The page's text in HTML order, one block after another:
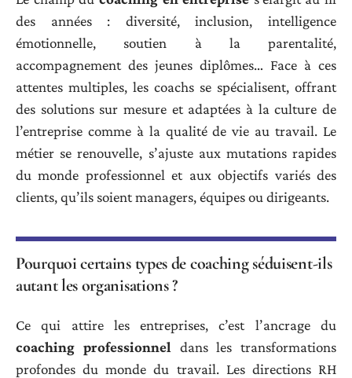
des années : diversité, inclusion, intelligence
émotionnelle, soutien à la parentalité,
accompagnement des jeunes diplômes… Face à ces
attentes multiples, les coachs se spécialisent, offrant
des solutions sur mesure et adaptées à la culture de
l’entreprise comme à la qualité de vie au travail. Le
métier se renouvelle, s’ajuste aux mutations rapides
du monde professionnel et aux objectifs variés des
clients, qu’ils soient managers, équipes ou dirigeants.
Pourquoi certains types de coaching séduisent-ils
autant les organisations ?
Ce qui attire les entreprises, c’est l’ancrage du
coaching professionnel dans les transformations
profondes du monde du travail. Les directions RH